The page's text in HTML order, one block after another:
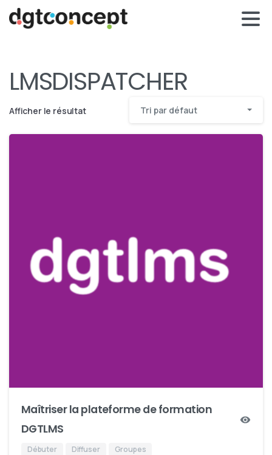
LMSDISPATCHER
Afficher le résultat Tri par défaut
Maîtriser la plateforme de formation
DGTLMS
Débuter Diffuser Groupes